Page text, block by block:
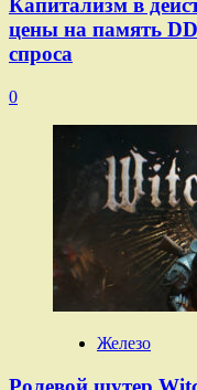
Капитализм в
цены на память
спроса
0
Железо